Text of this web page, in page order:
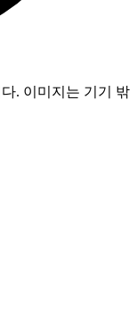
. 이미지는 기기 밖